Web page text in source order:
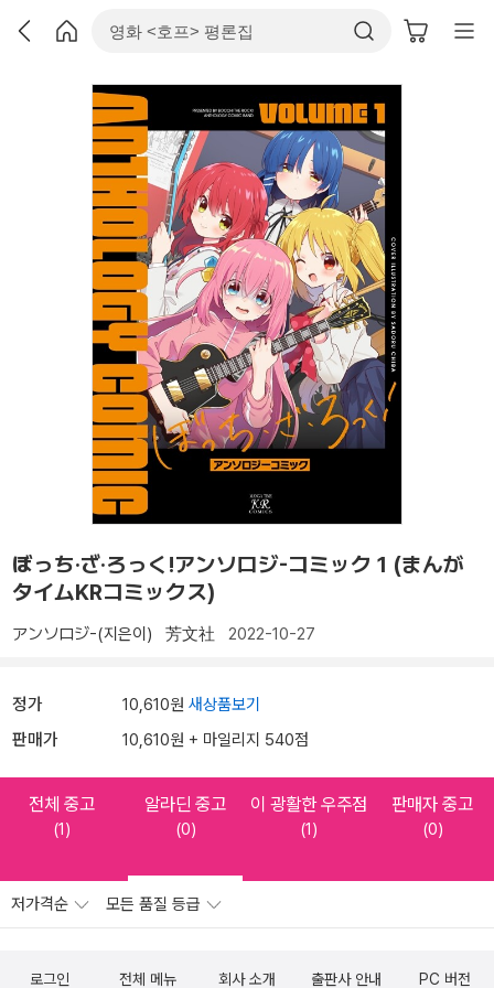
ぼっち·ざ·ろっく!アンソロジ-コミック 1 (まんが
タイムKRコミックス)
アンソロジ-(지은이) 芳文社 2022-10-27
정가 10,610원 새상품보기
판매가 10,610원 + 마일리지 540점
전체 중고
(1)
알라딘 중고
(0)
이 광활한 우주점
(1)
판매자 중고
(0)
저가격순 모든 품질 등급
로그인 전체 메뉴 회사 소개 출판사 안내 PC 버전